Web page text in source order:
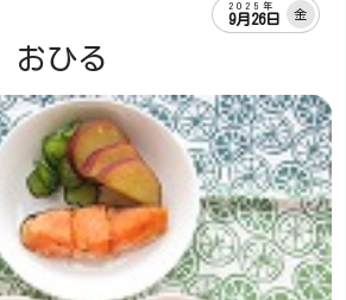
2025年
9月26日 金
おひる